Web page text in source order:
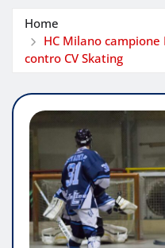
Home
HC Milano
contro CV Skating